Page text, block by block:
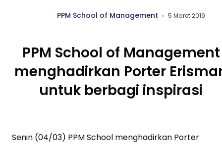
PPM School of Management 5 Maret 2019
PPM School of Management
menghadirkan Porter
untuk berbagi inspirasi
Senin (04/03) PPM School menghadirkan Porter